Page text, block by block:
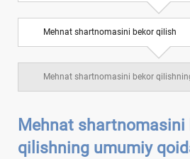
Mehnat shartnomasini bekor qilish
Mehnat shartnomasini bekor
Mehnat shartnomasini
qilishning umumiy